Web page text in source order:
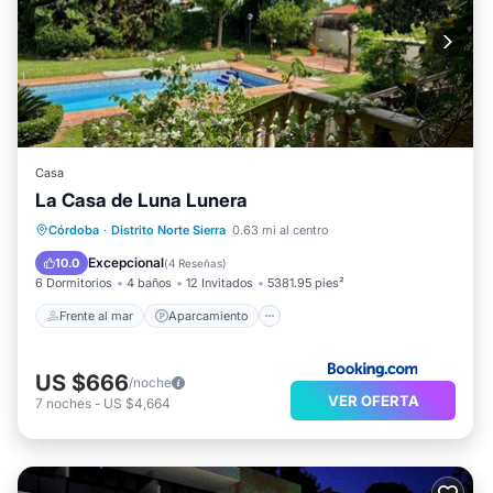
Casa
La Casa de Luna Lunera
Córdoba · Distrito Norte Sierra 0.63 mi al centro
10.0 Excepcional(4 Reseñas)
6 Dormitorios 4 baños 12 Invitados 5381.95 pies²
Frente al mar Aparcamiento
Frente al mar Aparcamiento
Vista al mar
US $666/noche
7 noches - US $4,664 VER OFERTA